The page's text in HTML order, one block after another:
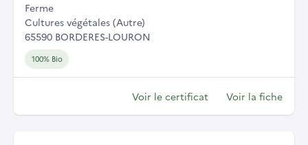
Ferme
Cultures végétales (Autre)
65590 BORDERES-LOURON
100% Bio
Voir le certificat Voir la fiche